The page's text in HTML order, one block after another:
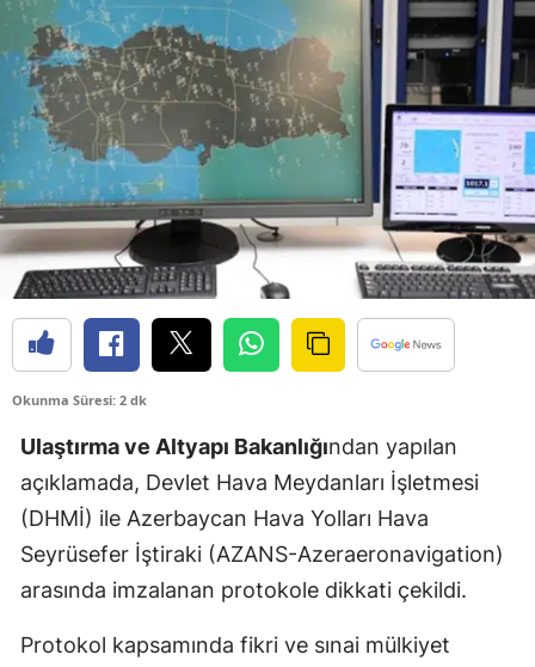
Bitlis
Bolu
Burdur
Bursa
Çanakkale
Çankırı
Çorum
Denizli
Edirne
Elazığ
Erzincan
Okunma Süresi: 2 dk
Ulaştırma ve Altyapı Bakanlığından yapılan
açıklamada, Devlet Hava Meydanları İşletmesi
(DHMİ) ile Azerbaycan Hava Yolları Hava
Seyrüsefer İştiraki (AZANS-Azeraeronavigation)
arasında imzalanan protokole dikkati çekildi.
Protokol kapsamında fikri ve sınai mülkiyet